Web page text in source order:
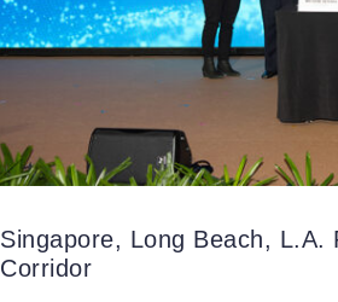
Singapore, Long Beach,
Corridor